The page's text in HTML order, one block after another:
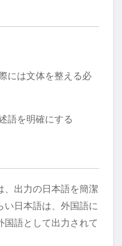
には文体を整える必
語を明確にする
出力の日本語を簡潔
い日本語は、外国語に
国語として出力されて